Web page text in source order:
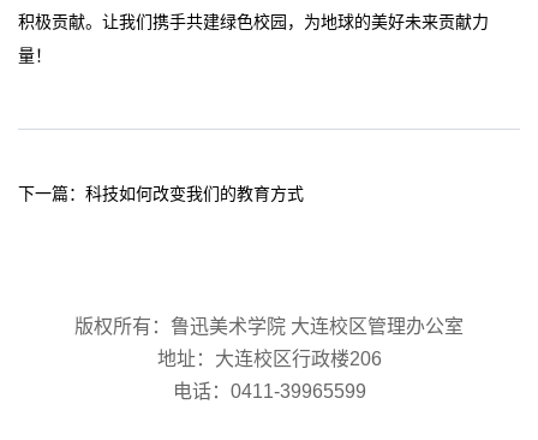
积极贡献。让我们携手共建绿色校园，为地球的美好未来贡献力
量！
下一篇： 科技如何改变我们的教育方式
版权所有： 鲁迅美术学院 大连校区管理办公室
地址：大连校区行政楼206
电话：0411-39965599